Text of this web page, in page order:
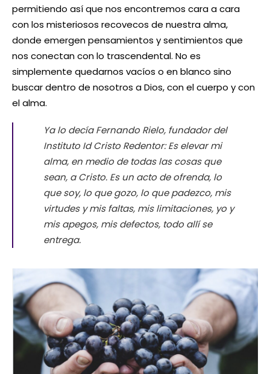
permitiendo así que nos encontremos cara a cara
con los misteriosos recovecos de nuestra alma,
donde emergen pensamientos y sentimientos que
nos conectan con lo trascendental. No es
simplemente quedarnos vacíos o en blanco sino
buscar dentro de nosotros a Dios, con el cuerpo y con
el alma.
Ya lo decía Fernando Rielo, fundador del
Instituto Id Cristo Redentor:Es elevar mi
alma, en medio de todas las cosas que
sean, a Cristo. Es un acto de ofrenda, lo
que soy, lo que gozo, lo que padezco, mis
virtudes y mis faltas, mis limitaciones, yo y
mis apegos, mis defectos, todo allí se
entrega.